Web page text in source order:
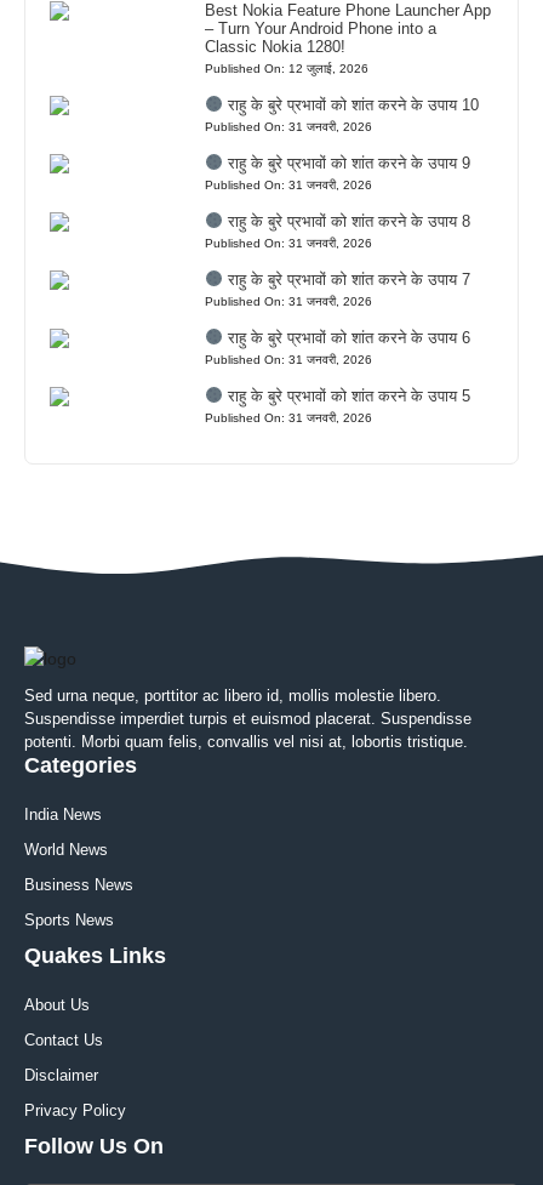
Best Nokia Feature Phone Launcher App
– Turn Your Android Phone into a
Classic Nokia 1280!
Published On: 12 जुलाई, 2026
राहु के बुरे प्रभावों को शांत करने के उपाय 10
Published On: 31 जनवरी, 2026
राहु के बुरे प्रभावों को शांत करने के उपाय 9
Published On: 31 जनवरी, 2026
राहु के बुरे प्रभावों को शांत करने के उपाय 8
Published On: 31 जनवरी, 2026
राहु के बुरे प्रभावों को शांत करने के उपाय 7
Published On: 31 जनवरी, 2026
राहु के बुरे प्रभावों को शांत करने के उपाय 6
Published On: 31 जनवरी, 2026
राहु के बुरे प्रभावों को शांत करने के उपाय 5
Published On: 31 जनवरी, 2026
Sed urna neque, porttitor ac libero id, mollis molestie libero.
Suspendisse imperdiet turpis et euismod placerat. Suspendisse
potenti. Morbi quam felis, convallis vel nisi at, lobortis tristique.
Categories
India News
World News
Business News
Sports News
Quakes Links
About Us
Contact Us
Disclaimer
Privacy Policy
Follow Us On